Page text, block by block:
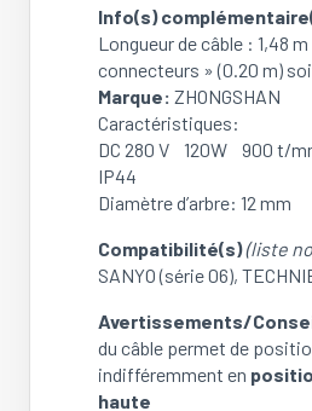
Info(s)
Longueur de câble : 1,48
connecteurs » (0.20 m)
Marque: ZHONGSHAN
Caractéristiques:
DC 280 V 120W 900
IP44
Diamètre d’arbre: 12 mm
Compatibilité(s)(liste
SANYO (série 06),
Avertissements/
du câble permet de
indifféremment en
haute